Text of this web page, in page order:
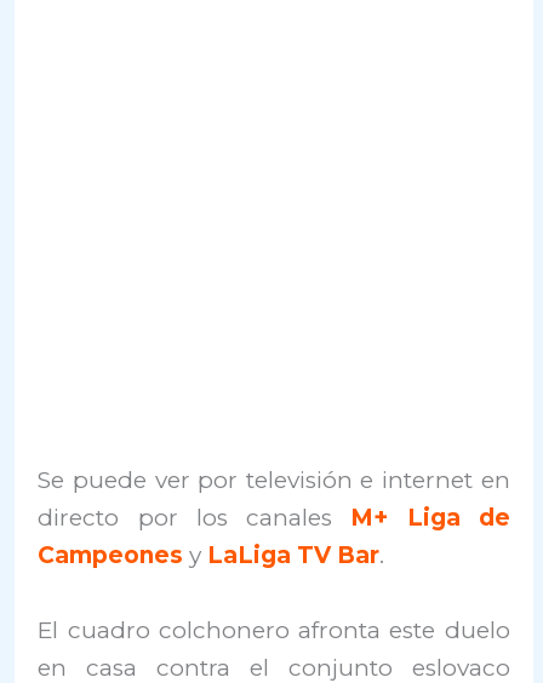
Se puede ver por televisión e internet en
directo por los canales M+ Liga de
Campeones y LaLiga TV Bar.
El cuadro colchonero afronta este duelo
en casa contra el conjunto eslovaco